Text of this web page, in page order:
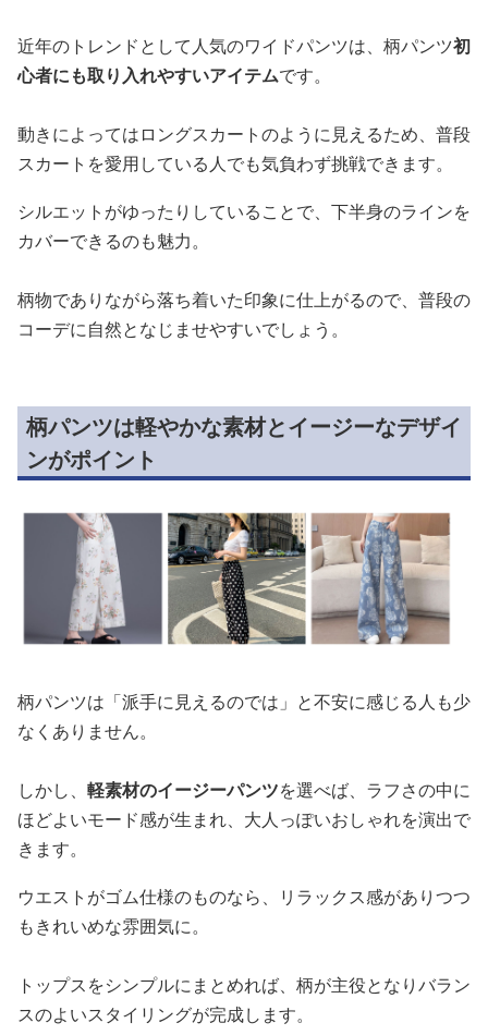
近年のトレンドとして人気のワイドパンツは、柄パンツ初
心者にも取り入れやすいアイテムです。
動きによってはロングスカートのように見えるため、普段
スカートを愛用している人でも気負わず挑戦できます。
シルエットがゆったりしていることで、下半身のラインを
カバーできるのも魅力。
柄物でありながら落ち着いた印象に仕上がるので、普段の
コーデに自然となじませやすいでしょう。
柄パンツは軽やかな素材とイージーなデザイ
ンがポイント
柄パンツは「派手に見えるのでは」と不安に感じる人も少
なくありません。
しかし、 軽素材のイージーパンツを選べば、ラフさの中に
ほどよいモード感が生まれ、大人っぽいおしゃれを演出で
きます。
ウエストがゴム仕様のものなら、リラックス感がありつつ
もきれいめな雰囲気に。
トップスをシンプルにまとめれば、柄が主役となりバラン
スのよいスタイリングが完成します。